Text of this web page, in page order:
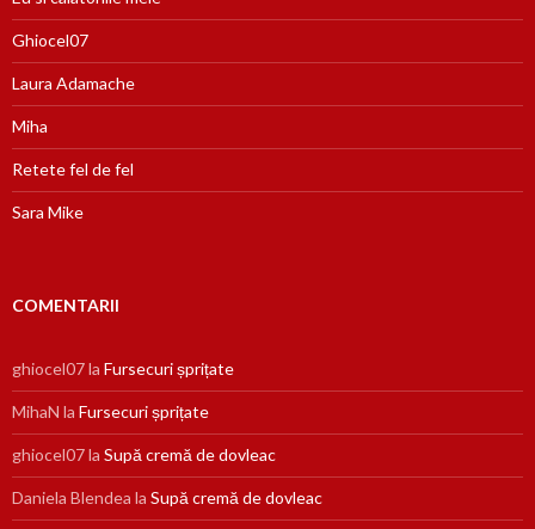
Ghiocel07
Laura Adamache
Miha
Retete fel de fel
Sara Mike
COMENTARII
ghiocel07la Fursecuri șprițate
MihaN la Fursecuri șprițate
ghiocel07la Supă cremă de dovleac
Daniela Blendea la Supă cremă de dovleac